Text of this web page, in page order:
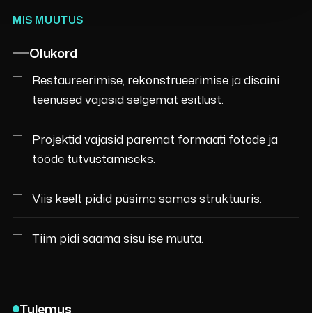
MIS MUUTUS
Olukord
Restaureerimise, rekonstrueerimise ja disaini
teenused vajasid selgemat esitlust.
Projektid vajasid paremat formaati fotode ja
tööde tutvustamiseks.
Viis keelt pidid püsima samas struktuuris.
Tiim pidi saama sisu ise muuta.
Tulemus